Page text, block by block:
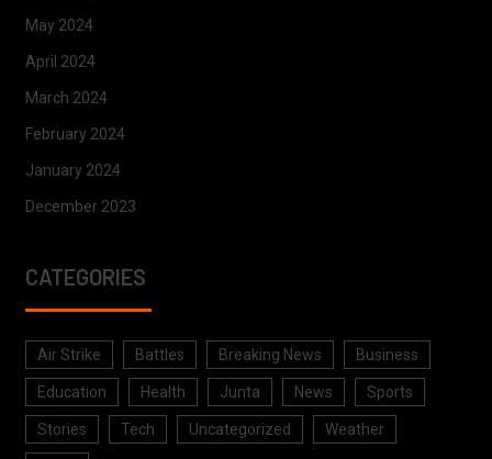
May 2024
April 2024
March 2024
February 2024
January 2024
December 2023
CATEGORIES
Air Strike Battles Breaking News Business
Education Health Junta News Sports
Stories Tech Uncategorized Weather